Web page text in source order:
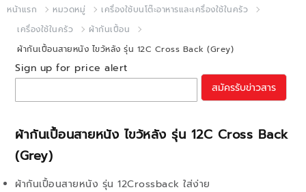
หน้าแรก หมวดหมู่
เครื่องใช้บนโต๊ะอาหารและเครื่องใช้ในครัว
เครื่องใช้ในครัว
ผ้ากันเปื้อน
ผ้ากันเปื้อนสายหนัง ไขว้หลัง รุ่น 12C Cross Back (Grey)
ผ้ากันเปื้อนสายหนัง ไขว้หลัง รุ่น 12C Cross Back
(Grey)
ผ้ากันเปื้อนสายหนัง รุ่น 12Crossback ใส่ง่าย
Sign up for price alert
สมัครรับข่าวสาร